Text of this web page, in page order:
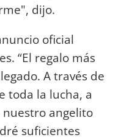
dijo.
oficial
“El regalo más
A través de
toda la lucha, a
angelito
suficientes